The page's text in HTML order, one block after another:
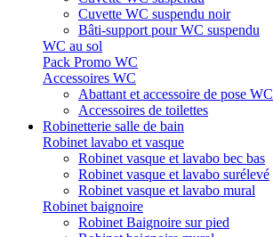
Cuvette WC suspendu noir
Bâti-support pour WC suspendu
WC au sol
Pack Promo WC
Accessoires WC
Abattant et accessoire de pose WC
Accessoires de toilettes
Robinetterie salle de bain
Robinet lavabo et vasque
Robinet vasque et lavabo bec bas
Robinet vasque et lavabo surélevé
Robinet vasque et lavabo mural
Robinet baignoire
Robinet Baignoire sur pied